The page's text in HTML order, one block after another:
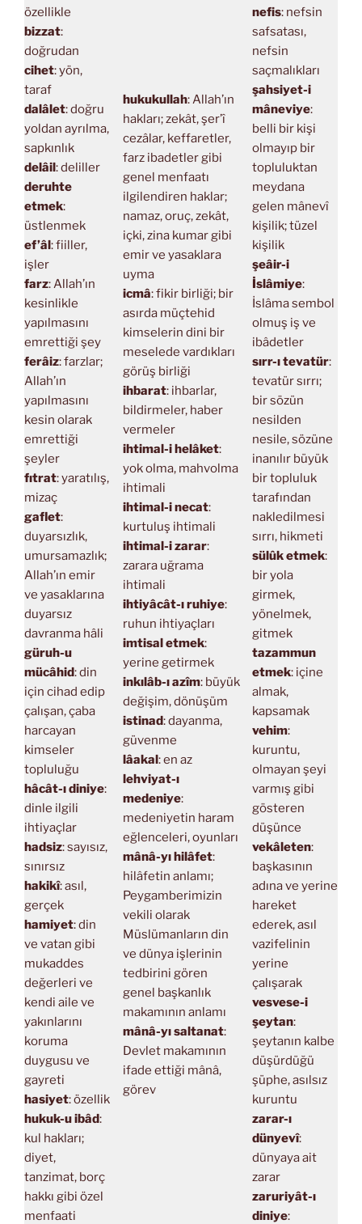
özellikle
bizzat:
doğrudan
cihet: yön,
taraf
dalâlet: doğru
yoldan ayrılma,
sapkınlık
delâil: deliller
deruhte
etmek:
üstlenmek
ef’âl: fiiller,
işler
farz: Allah’ın
kesinlikle
yapılmasını
emrettiği şey
ferâiz: farzlar;
Allah’ın
yapılmasını
kesin olarak
emrettiği
şeyler
fıtrat: yaratılış,
mizaç
gaflet:
duyarsızlık,
umursamazlık;
Allah’ın emir
ve yasaklarına
duyarsız
davranma hâli
güruh-u
mücâhid: din
için cihad edip
çalışan, çaba
harcayan
kimseler
topluluğu
hâcât-ı diniye:
dinle ilgili
ihtiyaçlar
hadsiz: sayısız,
sınırsız
hakikî: asıl,
gerçek
hamiyet: din
ve vatan gibi
mukaddes
değerleri ve
kendi aile ve
yakınlarını
koruma
duygusu ve
gayreti
hasiyet: özellik
hukuk-u ibâd:
kul hakları;
diyet,
tanzimat, borç
hakkı gibi özel
menfaati
hukukullah: Allah’ın
hakları; zekât, şer’î
cezâlar, keffaretler,
farz ibadetler gibi
genel menfaatı
ilgilendiren haklar;
namaz, oruç, zekât,
içki, zina kumar gibi
emir ve yasaklara
uyma
icmâ: fikir birliği; bir
asırda müçtehid
kimselerin dini bir
meselede vardıkları
görüş birliği
ihbarat: ihbarlar,
bildirmeler, haber
vermeler
ihtimal-i helâket:
yok olma, mahvolma
ihtimali
ihtimal-i necat:
kurtuluş ihtimali
ihtimal-i zarar:
zarara uğrama
ihtimali
ihtiyâcât-ı ruhiye:
ruhun ihtiyaçları
imtisal etmek:
yerine getirmek
inkılâb-ı azîm: büyük
değişim, dönüşüm
istinad: dayanma,
güvenme
lâakal: en az
lehviyat-ı
medeniye:
medeniyetin haram
eğlenceleri, oyunları
mânâ-yı hilâfet:
hilâfetin anlamı;
Peygamberimizin
vekili olarak
Müslümanların din
ve dünya işlerinin
tedbirini gören
genel başkanlık
makamının anlamı
mânâ-yı saltanat:
Devlet makamının
ifade ettiği mânâ,
görev
nefis: nefsin
safsatası,
nefsin
saçmalıkları
şahsiyet-i
mâneviye:
belli bir kişi
olmayıp bir
topluluktan
meydana
gelen mânevî
kişilik; tüzel
kişilik
şeâir-i
İslâmiye:
İslâma sembol
olmuş iş ve
ibâdetler
sırr-ı tevatür:
tevatür sırrı;
bir sözün
nesilden
nesile, sözüne
inanılır büyük
bir topluluk
tarafından
nakledilmesi
sırrı, hikmeti
sülûk etmek:
bir yola
girmek,
yönelmek,
gitmek
tazammun
etmek: içine
almak,
kapsamak
vehim:
kuruntu,
olmayan şeyi
varmış gibi
gösteren
düşünce
vekâleten:
başkasının
adına ve yerine
hareket
ederek, asıl
vazifelinin
yerine
çalışarak
vesvese-i
şeytan:
şeytanın kalbe
düşürdüğü
şüphe, asılsız
kuruntu
zarar-ı
dünyevî:
dünyaya ait
zarar
zaruriyât-ı
diniye: